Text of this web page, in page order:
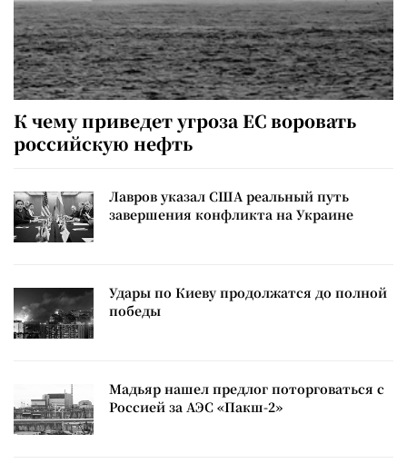
К чему приведет угроза ЕС воровать
российскую нефть
Лавров указал США реальный путь
завершения конфликта на Украине
Удары по Киеву продолжатся до полной
победы
Мадьяр нашел предлог поторговаться с
Россией за АЭС «Пакш-2»